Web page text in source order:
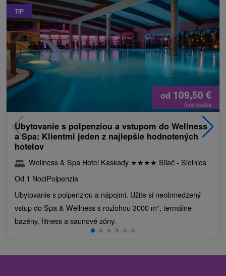
TIP
od 109,50 €
/noc/osoba
Ubytovanie s polpenziou a vstupom do Wellness
a Spa: Klientmi jeden z najlepšie hodnotených
hotelov
Wellness & Spa Hotel Kaskady ★★★★ Sliač - Sielnica
Od 1 NociPolpenzia
Ubytovanie s polpenziou a nápojmi. Užite si neobmedzený
vstup do Spa & Wellness s rozlohou 3000 m², termálne
bazény, fitness a saunové zóny.